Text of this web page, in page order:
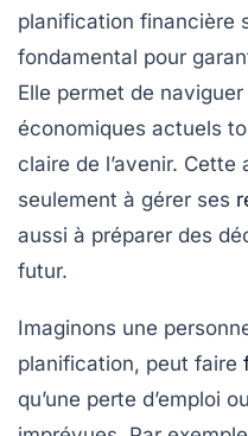
planification financière
fondamental pour
Elle permet de
économiques actuels
claire de l’avenir. Cette
seulement à gérer ses
aussi à préparer des
futur.
Imaginons une
planification, peut faire
qu’une perte d’emploi